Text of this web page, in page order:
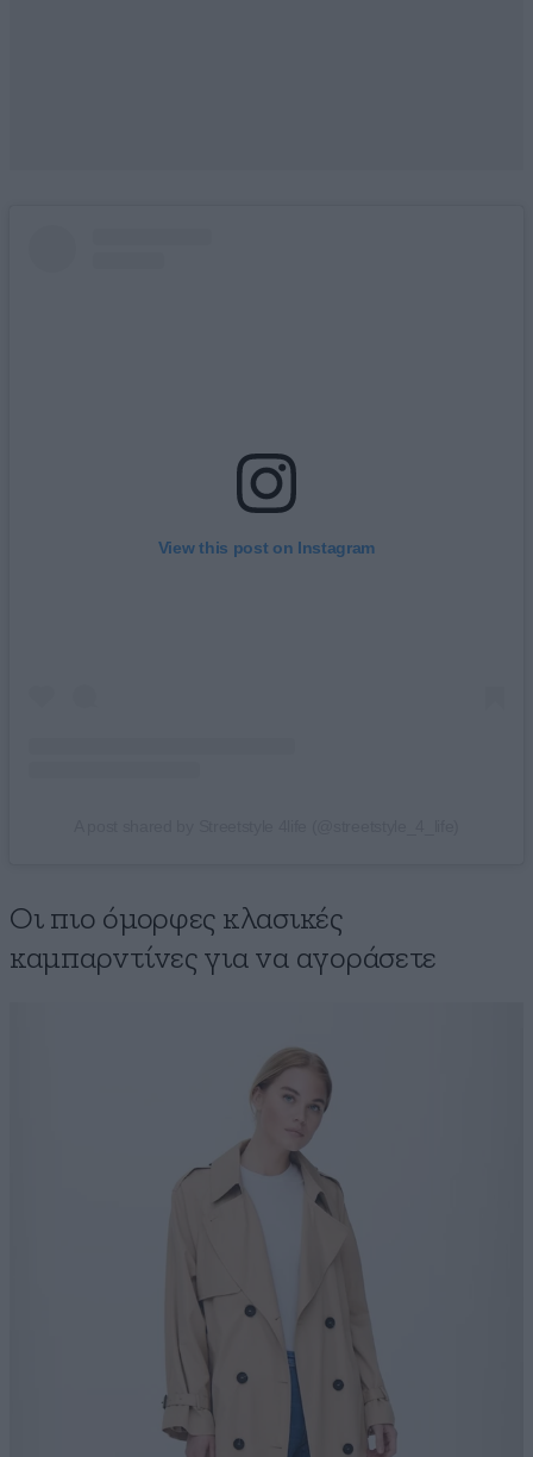
View this post on Instagram
Οι πιο όμορφες κλασικές
καμπαρντίνες για να αγοράσετε